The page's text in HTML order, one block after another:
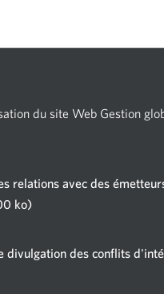
du site Web Gestion
relations avec des
ko)
fenêtre
divulgation des conflits